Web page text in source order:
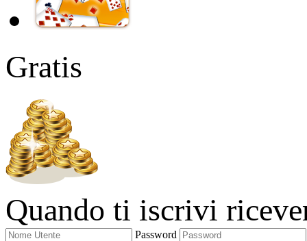
Gratis
Quando ti iscrivi
Password